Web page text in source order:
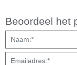
Beoordeel het